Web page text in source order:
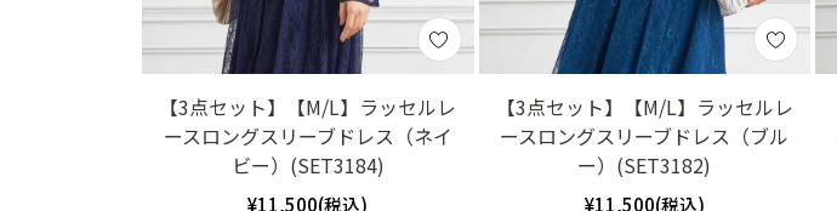
【3点セット】【M/L】ラッセルレ
ースロングスリーブドレス（ネイ
ビー）(SET3184)
¥11,500(税込)
【3点セット】【M/L】ラッセルレ
ースロングスリーブドレス（ブル
ー）(SET3182)
¥11,500(税込)